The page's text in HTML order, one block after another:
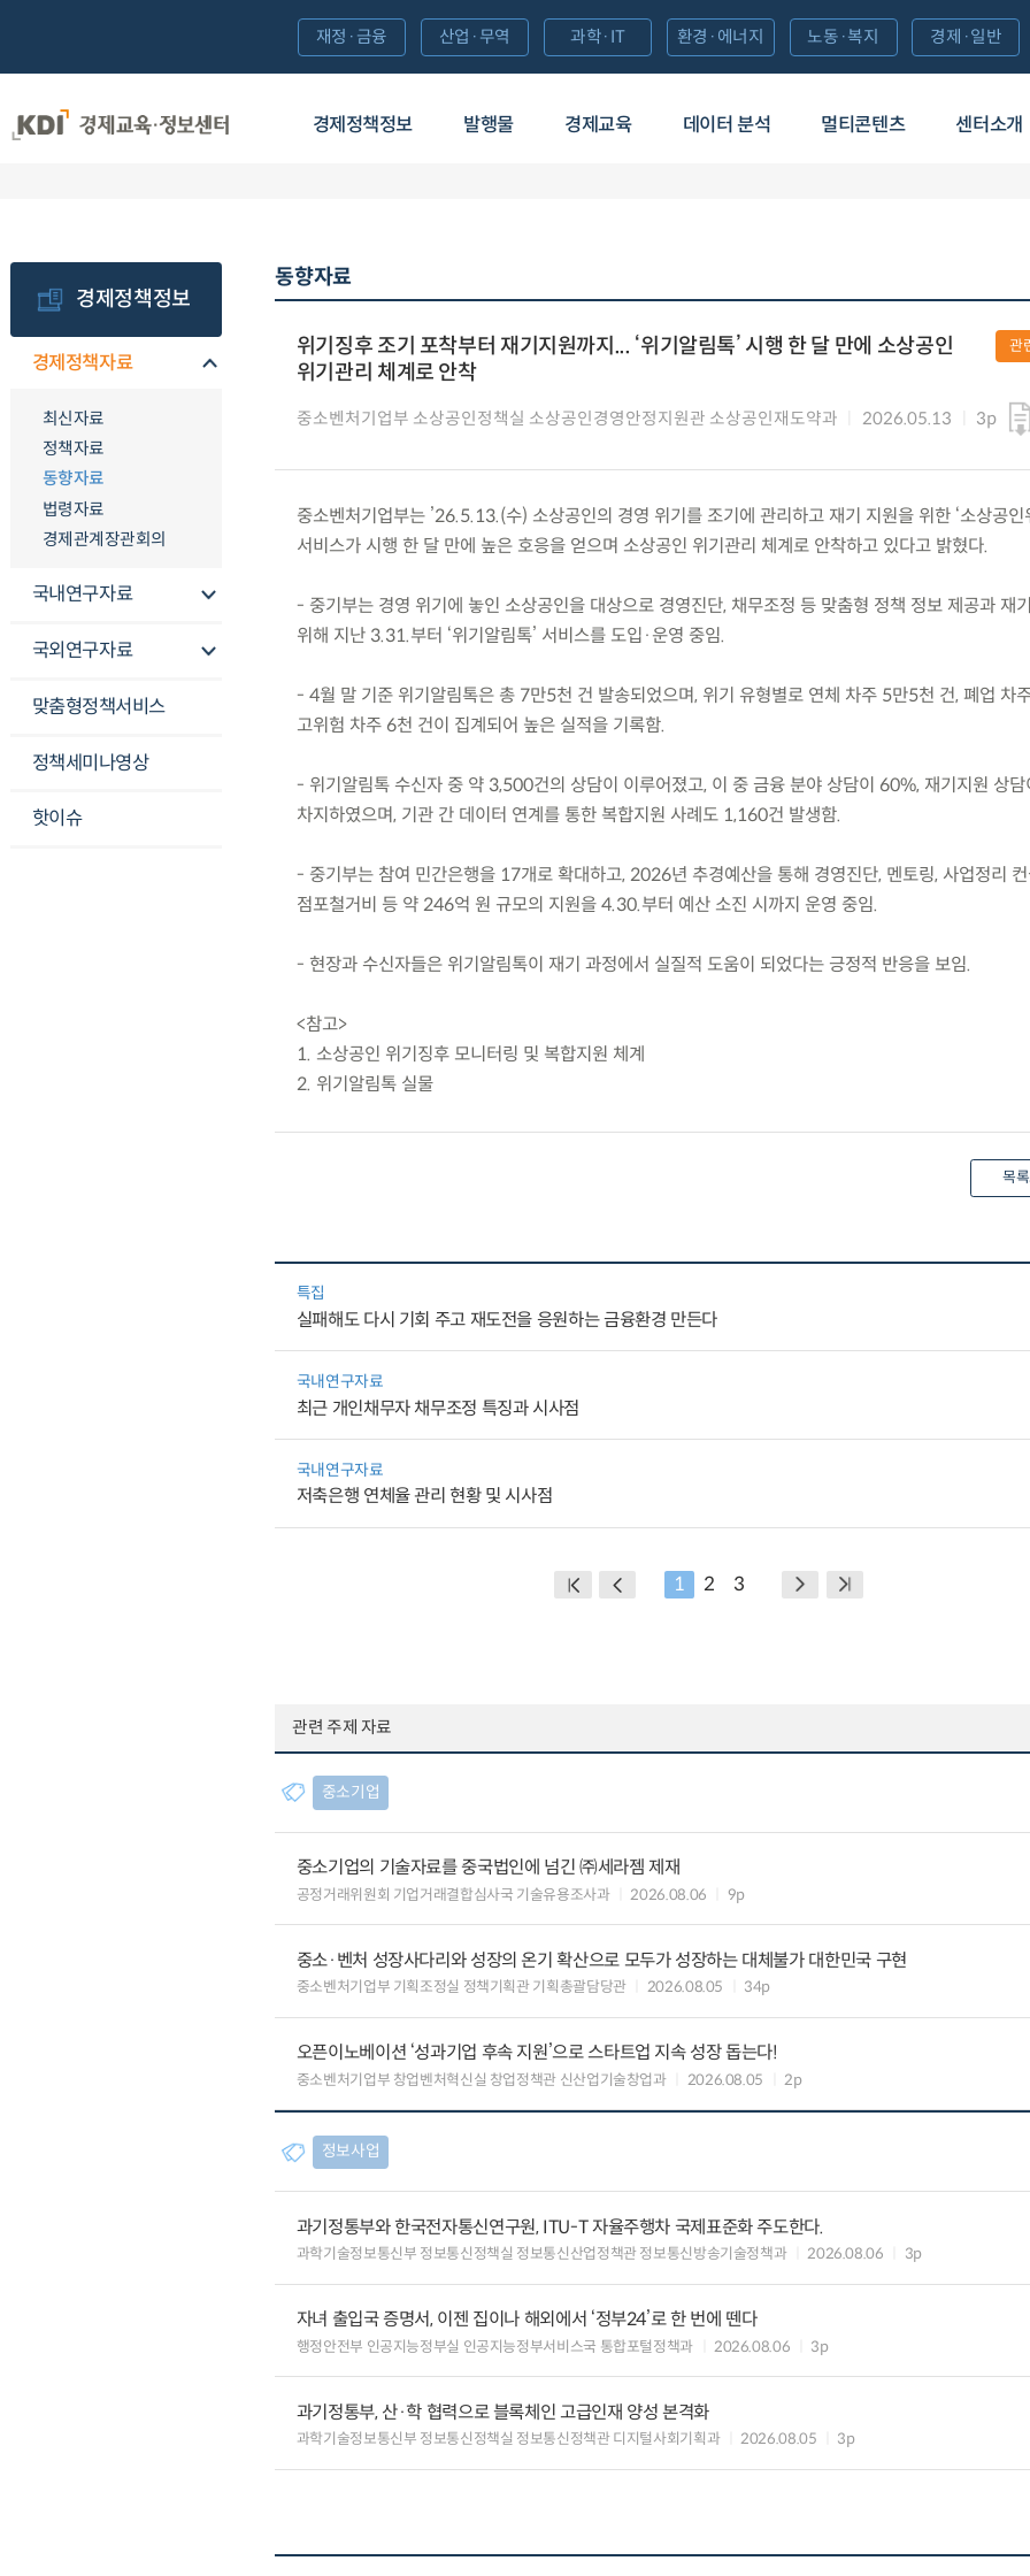
경제정책정보 발행물 경제교육 데이터 분석 멀티콘텐츠 센터소개
재정·금융 산업·무역 과학·IT 환경·에너지 노동·복지 경제·일반
경제정책정보
경제정책자료
최신자료
정책자료
동향자료
법령자료
경제관계장관회의
국내연구자료
국외연구자료
맞춤형정책서비스
정책세미나영상
핫이슈
동향자료
위기징후 조기 포착부터 재기지원까지... ‘위기알림톡’ 시행 한 달 만에 소상공인
위기관리 체계로 안착
중소벤처기업부 소상공인정책실 소상공인경영안정지원관 소상공인재도약과 2026.05.13 3p
관
중소벤처기업부는 ’26.5.13.(수) 소상공인의 경영 위기를 조기에 관리하고 재기 지원을 위한 ‘소상공인
서비스가 시행 한 달 만에 높은 호응을 얻으며 소상공인 위기관리 체계로 안착하고 있다고 밝혔다.
- 중기부는 경영 위기에 놓인 소상공인을 대상으로 경영진단, 채무조정 등 맞춤형 정책 정보 제공과 재
위해 지난 3.31.부터 ‘위기알림톡’ 서비스를 도입·운영 중임.
- 4월 말 기준 위기알림톡은 총 7만5천 건 발송되었으며, 위기 유형별로 연체 차주 5만5천 건, 폐업 차
고위험 차주 6천 건이 집계되어 높은 실적을 기록함.
- 위기알림톡 수신자 중 약 3,500건의 상담이 이루어졌고, 이 중 금융 분야 상담이 60%, 재기지원 상
차지하였으며, 기관 간 데이터 연계를 통한 복합지원 사례도 1,160건 발생함.
- 중기부는 참여 민간은행을 17개로 확대하고, 2026년 추경예산을 통해 경영진단, 멘토링, 사업정리
점포철거비 등 약 246억 원 규모의 지원을 4.30.부터 예산 소진 시까지 운영 중임.
- 현장과 수신자들은 위기알림톡이 재기 과정에서 실질적 도움이 되었다는 긍정적 반응을 보임.
<참고>
1. 소상공인 위기징후 모니터링 및 복합지원 체계
2. 위기알림톡 실물
목
특집
실패해도 다시 기회 주고 재도전을 응원하는 금융환경 만든다
국내연구자료
최근 개인채무자 채무조정 특징과 시사점
국내연구자료
저축은행 연체율 관리 현황 및 시사점
1 2 3
관련 주제 자료
중소기업
중소기업의 기술자료를 중국법인에 넘긴 ㈜세라젬 제재
공정거래위원회 기업거래결합심사국 기술유용조사과 2026.08.06 9p
중소·벤처 성장사다리와 성장의 온기 확산으로 모두가 성장하는 대체불가 대한민국 구현
중소벤처기업부 기획조정실 정책기획관 기획총괄담당관 2026.08.05 34p
오픈이노베이션 ‘성과기업 후속 지원’으로 스타트업 지속 성장 돕는다!
중소벤처기업부 창업벤처혁신실 창업정책관 신산업기술창업과 2026.08.05 2p
정보사업
과기정통부와 한국전자통신연구원, ITU-T 자율주행차 국제표준화 주도한다.
과학기술정보통신부 정보통신정책실 정보통신산업정책관 정보통신방송기술정책과 2026.08.06 3p
자녀 출입국 증명서, 이젠 집이나 해외에서 ‘정부24’로 한 번에 뗀다
행정안전부 인공지능정부실 인공지능정부서비스국 통합포털정책과 2026.08.06 3p
과기정통부, 산·학 협력으로 블록체인 고급인재 양성 본격화
과학기술정보통신부 정보통신정책실 정보통신정책관 디지털사회기획과 2026.08.05 3p